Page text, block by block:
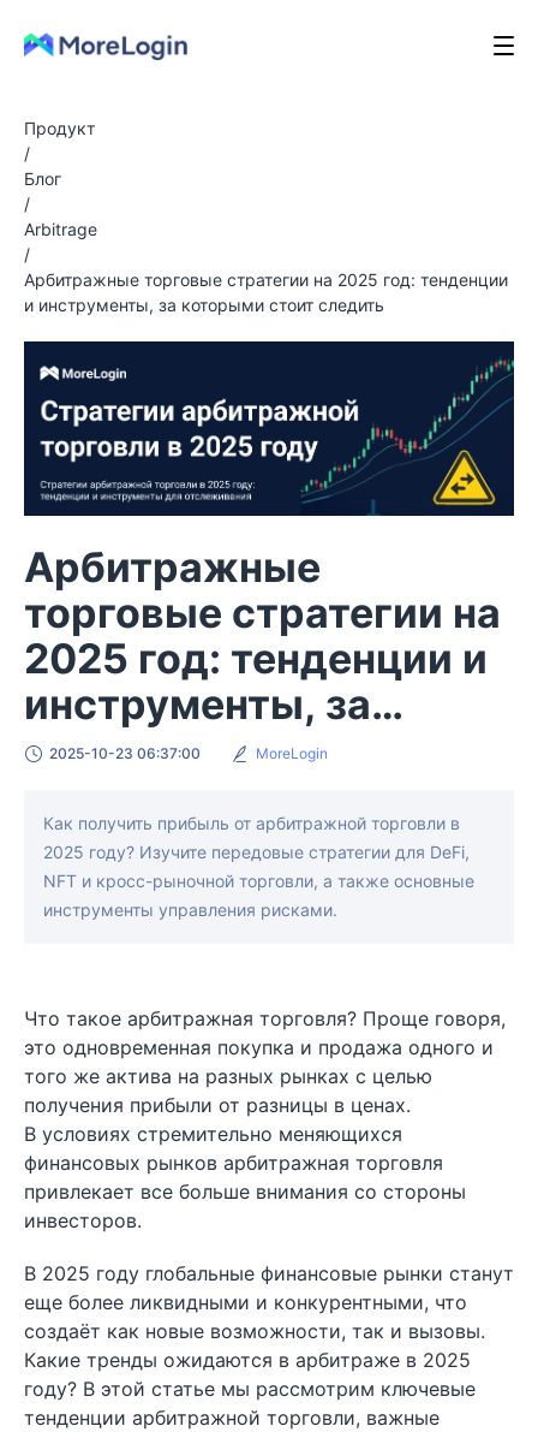
Продукт
/
Блог
/
Arbitrage
/
Арбитражные торговые стратегии на 2025 год: тенденции
и инструменты, за которыми стоит следить
Арбитражные
торговые стратегии на
2025 год: тенденции и
инструменты, за
которыми стоит
2025-10-23 06:37:00 MoreLogin
Как получить прибыль от арбитражной торговли в
2025 году? Изучите передовые стратегии для DeFi,
NFT и кросс-рыночной торговли, а также основные
инструменты управления рисками.
Что такое арбитражная торговля? Проще говоря,
это одновременная покупка и продажа одного и
того же актива на разных рынках с целью
получения прибыли от разницы в ценах.
В условиях стремительно меняющихся
финансовых рынков арбитражная торговля
привлекает все больше внимания со стороны
инвесторов.
В 2025 году глобальные финансовые рынки станут
еще более ликвидными и конкурентными, что
создаёт как новые возможности, так и вызовы.
Какие тренды ожидаются в арбитраже в 2025
году? В этой статье мы рассмотрим ключевые
тенденции арбитражной торговли, важные